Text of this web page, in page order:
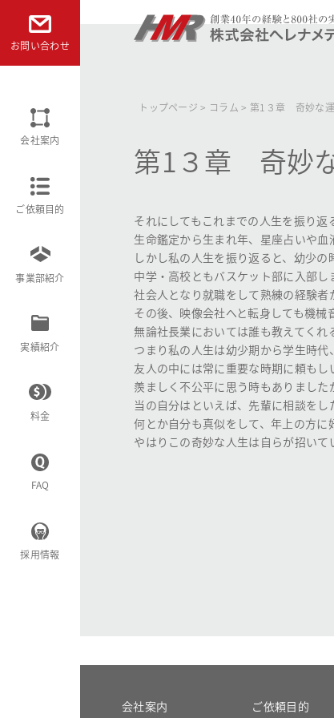
本文へ
トップページ > コラム > 第1３章 奇妙な
第1３章 奇妙
それにしてもこれまでの人生を振り返
生命鑑定から生まれ年、星座占いや
しかし私の人生を振り返ると、幼少の
中学・高校ともバスケット部に入部
社会人となり就職をして熟練の経験者
その後、映像会社へと転身しても機械
無論社長業においては誰も教えてくれ
つまり私の人生は幼少期から学生時
友人の中には常に重要な時期に頼もし
羨ましく不公平に思う時もありました
当の自分はといえば、先輩に相談をし
何とか自分も真似をして、年上の方に
やはりこの奇妙な人生は自らが招
お問い合わせ
会社案内
ご依頼目的
事業部紹介
実績紹介
料金
FAQ
採用情報
会社案内 ご依頼目的